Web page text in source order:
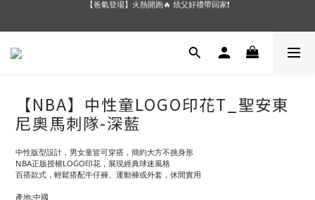
【夏末OUTLET】專區全面5折起❗超值入手就趁現在🔥
【NBA】中性童LOGO印花T_聖安東
尼奧馬刺隊-深藍
中性版型設計，男女童皆可穿搭，簡約大方不挑身形
NBA正版授權LOGO印花，展現經典球迷風格
百搭款式，輕鬆搭配牛仔褲、運動褲或外套，休閒實用
產地:中國